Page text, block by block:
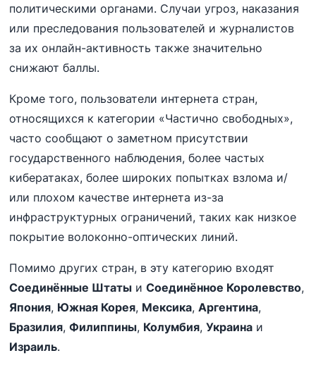
политическими органами. Случаи угроз, наказания
или преследования пользователей и журналистов
за их онлайн-активность также значительно
снижают баллы.
Кроме того, пользователи интернета стран,
относящихся к категории «Частично свободных»,
часто сообщают о заметном присутствии
государственного наблюдения, более частых
кибератаках, более широких попытках взлома и/
или плохом качестве интернета из-за
инфраструктурных ограничений, таких как низкое
покрытие волоконно-оптических линий.
Помимо других стран, в эту категорию входят
Соединённые Штаты иСоединённое Королевство,
Япония, Южная Корея, Мексика,Аргентина,
Бразилия,Филиппины, Колумбия,Украина и
Израиль.